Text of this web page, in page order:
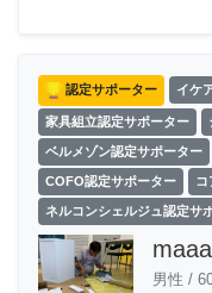
認定サポーター イケ
家具組立認定サポーター
ベルメゾン認定サポーター
COFO認定サポーター コ
ネルコンシェルジュ認定サ
男性 /